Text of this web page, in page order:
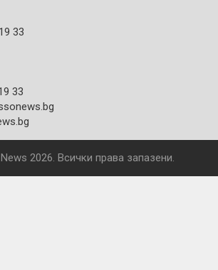
33
33
2026. Всички права запазени.